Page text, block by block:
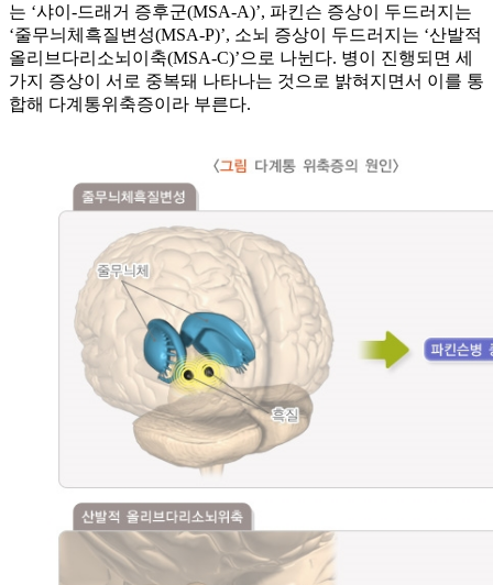
는 ‘샤이-드래거 증후군(MSA-A)’, 파킨슨 증상이 두드러지는
‘줄무늬체흑질변성(MSA-P)’, 소뇌 증상이 두드러지는 ‘산발적
올리브다리소뇌이축(MSA-C)’으로 나뉜다. 병이 진행되면 세
가지 증상이 서로 중복돼 나타나는 것으로 밝혀지면서 이를 통
합해 다계통위축증이라 부른다.